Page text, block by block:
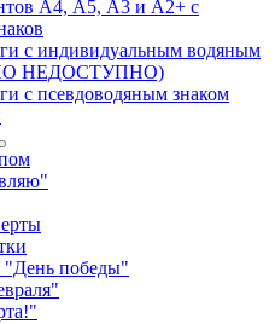
А4, А5, А3 и А2+ с
с индивидуальным водяным
НЕДОСТУПНО)
с псевдоводяным знаком
победы"